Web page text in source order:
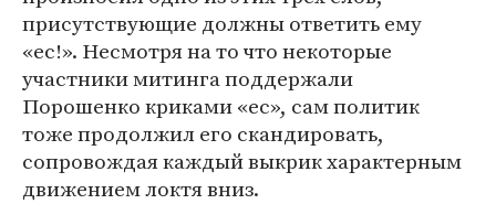
присутствующие должны ответить ему
«ес!». Несмотря на то что некоторые
участники митинга поддержали
Порошенко криками «ес», сам политик
тоже продолжил его скандировать,
сопровождая каждый выкрик характерным
движением локтя вниз.